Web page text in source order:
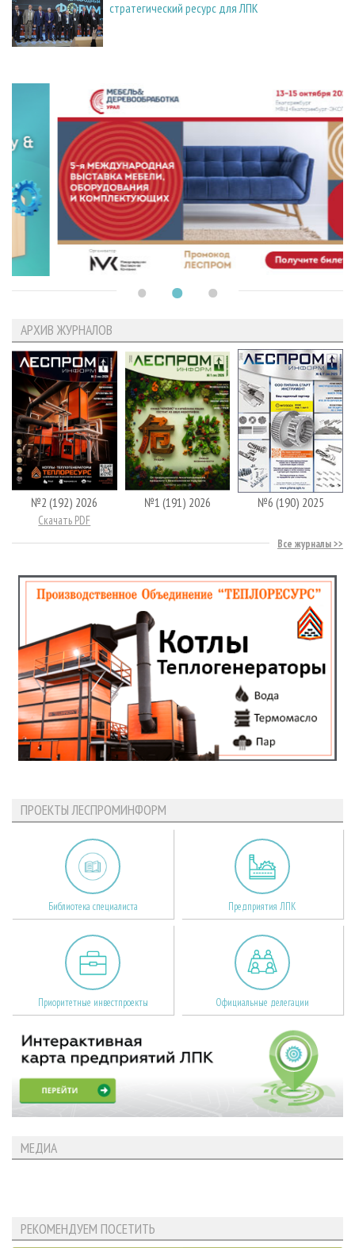
стратегический ресурс для ЛПК
АРХИВ ЖУРНАЛОВ
№2 (192) 2026
Скачать PDF
№1 (191) 2026 №6 (190) 2025
Все журналы
ПРОЕКТЫ ЛЕСПРОМИНФОРМ
Библиотека специалиста Предприятия ЛПК
Приоритетные инвестпроекты Официальные делегации
МЕДИА
РЕКОМЕНДУЕМ ПОСЕТИТЬ